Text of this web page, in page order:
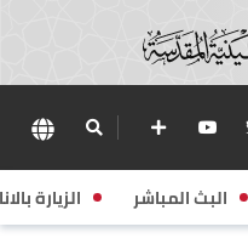
البث المباشر الزيارة